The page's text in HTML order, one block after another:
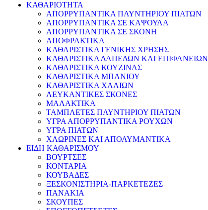
ΚΑΘΑΡΙΟΤΗΤΑ
ΑΠΟΡΡΥΠΑΝΤΙΚΑ ΠΛΥΝΤΗΡΙΟΥ ΠΙΑΤΩΝ
ΑΠΟΡΡΥΠΑΝΤΙΚΑ ΣΕ ΚΑΨΟΥΛΑ
ΑΠΟΡΡΥΠΑΝΤΙΚΑ ΣΕ ΣΚΟΝΗ
ΑΠΟΦΡΑΚΤΙΚΑ
ΚΑΘΑΡΙΣΤΙΚΑ ΓΕΝΙΚΗΣ ΧΡΗΣΗΣ
ΚΑΘΑΡΙΣΤΙΚΑ ΔΑΠΕΔΩΝ ΚΑΙ ΕΠΙΦΑΝΕΙΩΝ
ΚΑΘΑΡΙΣΤΙΚΑ ΚΟΥΖΙΝΑΣ
ΚΑΘΑΡΙΣΤΙΚΑ ΜΠΑΝΙΟΥ
ΚΑΘΑΡΙΣΤΙΚΑ ΧΑΛΙΩΝ
ΛΕΥΚΑΝΤΙΚΕΣ ΣΚΟΝΕΣ
ΜΑΛΑΚΤΙΚΑ
ΤΑΜΠΛΕΤΕΣ ΠΛΥΝΤΗΡΙΟΥ ΠΙΑΤΩΝ
ΥΓΡΑ ΑΠΟΡΡΥΠΑΝΤΙΚΑ ΡΟΥΧΩΝ
ΥΓΡΑ ΠΙΑΤΩΝ
ΧΛΩΡΙΝΕΣ ΚΑΙ ΑΠΟΛΥΜΑΝΤΙΚΑ
ΕΙΔΗ ΚΑΘΑΡΙΣΜΟΥ
ΒΟΥΡΤΣΕΣ
ΚΟΝΤΑΡΙΑ
ΚΟΥΒΑΔΕΣ
ΞΕΣΚΟΝΙΣΤΗΡΙΑ-ΠΑΡΚΕΤΕΖΕΣ
ΠΑΝΑΚΙΑ
ΣΚΟΥΠΕΣ